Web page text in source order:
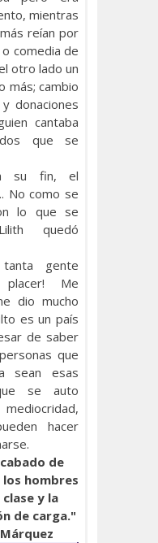
mientras
reían por
comedia de
otro lado un
más; cambio
donaciones
cantaba
que se
su fin, el
No como se
lo que se
quedó
gente
Me
dio mucho
es un país
de saber
que
sean esas
se auto
hacer
de
los hombres
y la
de carga."